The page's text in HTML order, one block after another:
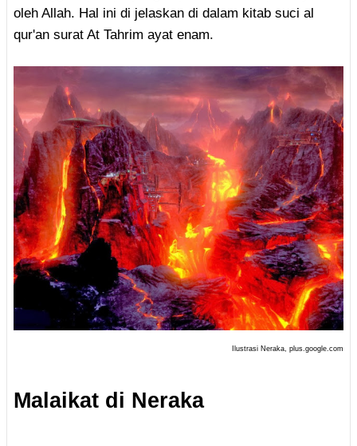
oleh Allah. Hal ini di jelaskan di dalam kitab suci al
qur'an surat At Tahrim ayat enam.
Ilustrasi Neraka, plus.google.com
Malaikat di Neraka